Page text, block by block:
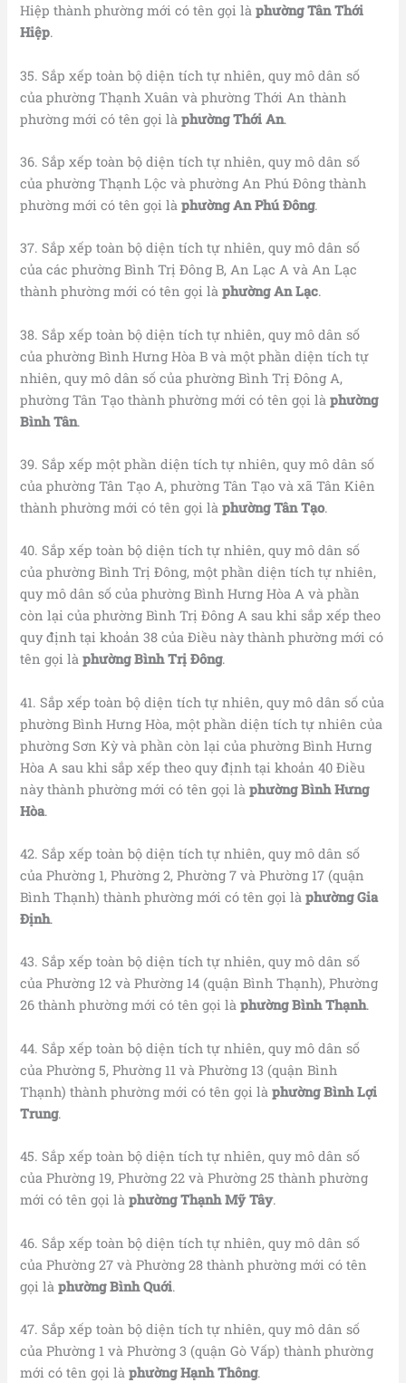
Hiệp thành phường mới có tên gọi làphườngTân Thới
Hiệp.
35. Sắp xếp toàn bộ diện tích tự nhiên, quy mô dân số
của phường Thạnh Xuân và phường Thới An thành
phường mới có tên gọi làphường Thới An.
36. Sắp xếp toàn bộ diện tích tự nhiên, quy mô dân số
của phường Thạnh Lộc và phường An Phú Đông thành
phường mới có tên gọi làphường An Phú Đông.
37. Sắp xếp toàn bộ diện tích tự nhiên, quy mô dân số
của các phường Bình Trị Đông B, An Lạc A và An Lạc
thành phường mới có tên gọi làphường An Lạc.
38. Sắp xếp toàn bộ diện tích tự nhiên, quy mô dân số
của phường Bình Hưng Hòa B và một phần diện tích tự
nhiên, quy mô dân số của phường Bình Trị Đông A,
phường Tân Tạo thành phường mới có tên gọi làphường
Bình Tân.
39. Sắp xếp một phần diện tích tự nhiên, quy mô dân số
của phường Tân Tạo A, phường Tân Tạo và xã Tân Kiên
thành phường mới có tên gọi làphường Tân Tạo.
40. Sắp xếp toàn bộ diện tích tự nhiên, quy mô dân số
của phường Bình Trị Đông, một phần diện tích tự nhiên,
quy mô dân số của phường Bình Hưng Hòa A và phần
còn lại của phường Bình Trị Đông A sau khi sắp xếp theo
quy định tại khoản 38 của Điều này thành phường mới có
tên gọi làphường Bình Trị Đông.
41. Sắp xếp toàn bộ diện tích tự nhiên, quy mô dân số của
phường Bình Hưng Hòa, một phần diện tích tự nhiên của
phường Sơn Kỳ và phần còn lại của phường Bình Hưng
Hòa A sau khi sắp xếp theo quy định tại khoản 40 Điều
này thành phường mới có tên gọi làphường Bình Hưng
Hòa.
42. Sắp xếp toàn bộ diện tích tự nhiên, quy mô dân số
của Phường 1, Phường 2, Phường 7 và Phường 17 (quận
Bình Thạnh) thành phường mới có tên gọi làphường Gia
Định.
43. Sắp xếp toàn bộ diện tích tự nhiên, quy mô dân số
của Phường 12 và Phường 14 (quận Bình Thạnh), Phường
26 thành phường mới có tên gọi làphường Bình Thạnh.
44. Sắp xếp toàn bộ diện tích tự nhiên, quy mô dân số
của Phường 5, Phường 11 và Phường 13 (quận Bình
Thạnh) thành phường mới có tên gọi làphường Bình Lợi
Trung.
45. Sắp xếp toàn bộ diện tích tự nhiên, quy mô dân số
của Phường 19, Phường 22 và Phường 25 thành phường
mới có tên gọi làphường Thạnh Mỹ Tây.
46. Sắp xếp toàn bộ diện tích tự nhiên, quy mô dân số
của Phường 27 và Phường 28 thành phường mới có tên
gọi làphường Bình Quới.
47. Sắp xếp toàn bộ diện tích tự nhiên, quy mô dân số
của Phường 1 và Phường 3 (quận Gò Vấp) thành phường
mới có tên gọi làphường Hạnh Thông.